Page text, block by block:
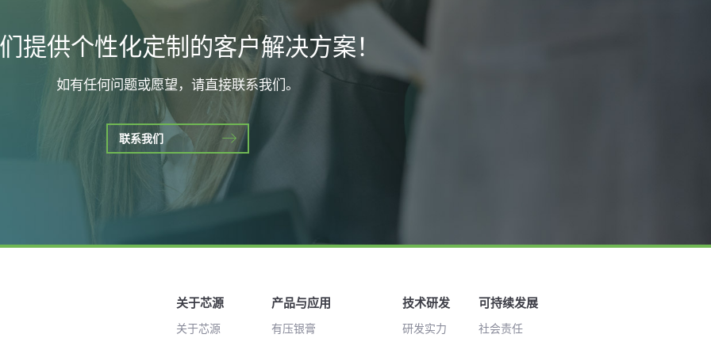
提供个性化定制的客户解决方案！
如有任何问题或愿望，请直接联系我们。
联系我们
关于芯源
关于芯源
产品与应用
有压银膏
技术研发
研发实力
可持续发展
社会责任